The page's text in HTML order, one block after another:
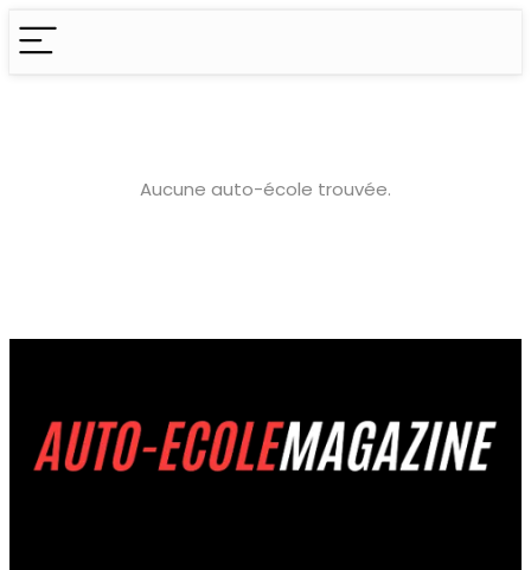
Aucune auto-école trouvée.